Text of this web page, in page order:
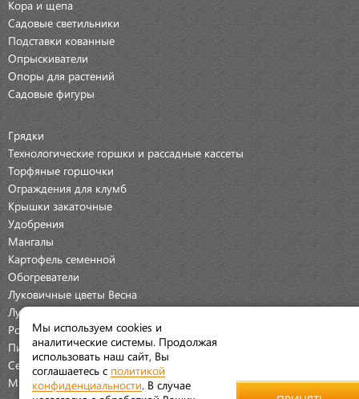
Кора и щепа
Садовые светильники
Подставки кованные
Опрыскиватели
Опоры для растений
Садовые фигуры
Грядки
Технологические горшки и рассадные кассеты
Торфяные горшочки
Ограждения для клумб
Крышки закаточные
Удобрения
Мангалы
Картофель семенной
Обогреватели
Луковичные цветы Весна
Луковичные цветы Осень
Розы
Пионы
Семена Овощей
Мраморная крошка
Мы используем cookies и
аналитические системы. Продолжая
использовать наш сайт, Вы
соглашаетесь с политикой
конфиденциальности . В случае